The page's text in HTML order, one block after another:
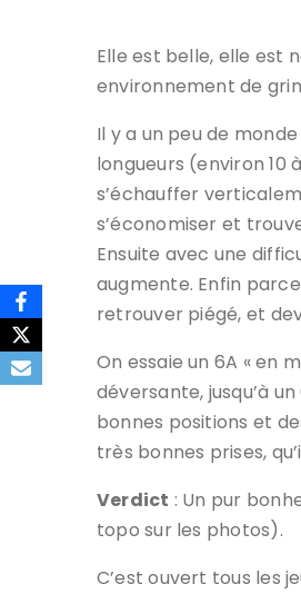
Elle est belle, elle est
environnement de
Il y a un peu de
longueurs (environ 10
s’échauffer
s’économiser et
Ensuite avec une
augmente. Enfin
retrouver piégé, et
On essaie un 6A « en
déversante, jusqu’à
bonnes positions et
très bonnes prises,
Verdict : Un pur
topo sur les photos).
C’est ouvert tous les